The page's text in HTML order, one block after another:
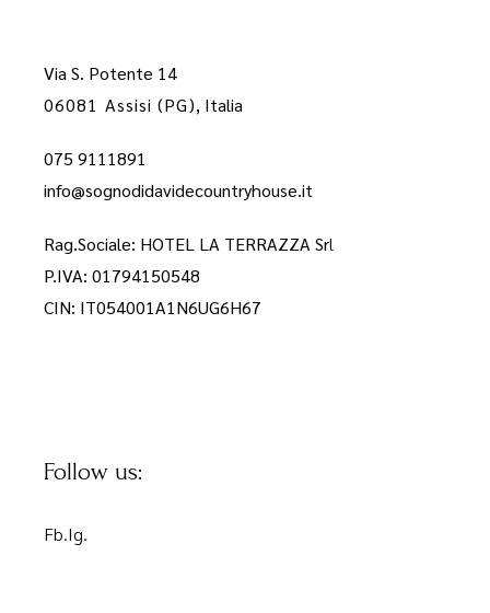
Via S. Potente 14
06081 Assisi (PG), Italia
075 9111891
info@sognodidavidecountryhouse.it
Rag.Sociale: HOTEL LA TERRAZZA Srl
P.IVA: 01794150548
CIN: IT054001A1N6UG6H67
Follow us:
Fb.Ig.